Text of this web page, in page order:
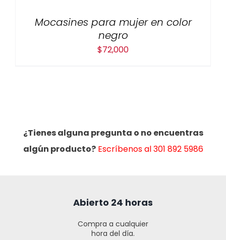
Mocasines para mujer en color
negro
$72,000
¿Tienes alguna pregunta o no encuentras
algún producto? Escríbenos al 301 892 5986
Abierto 24 horas
Compra a cualquier
hora del día.